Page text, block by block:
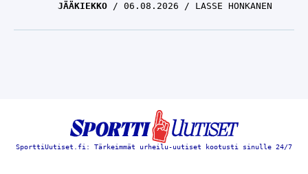
JÄÄKIEKKO 06.08.2026 LASSE HONKANEN
SporttiUutiset.fi: Tärkeimmät urheilu-uutiset kootusti sinulle 24/7